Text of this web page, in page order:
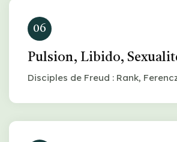
06
Pulsion, Libido,
Disciples de Freud : Rank,